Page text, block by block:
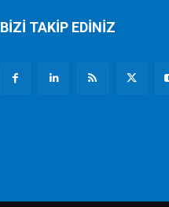
BİZİ TAKİP EDİNİZ